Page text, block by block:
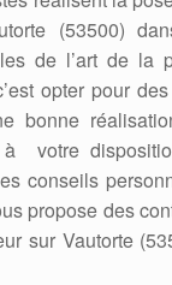
(53500)
de l’art de la
opter pour
bonne
à votre
conseils
propose des
sur Vautorte